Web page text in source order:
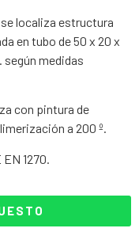
localiza estructura
en tubo de 50 x 20 x
según medidas
con pintura de
a 200 º.
1270.